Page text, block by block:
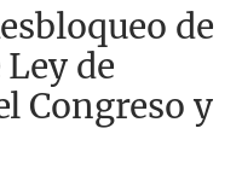
de
de
Congreso y